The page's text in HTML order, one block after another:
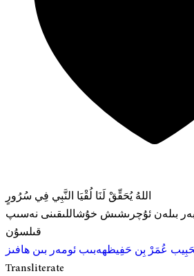
اللهُ يُحَقِّقْ لَنَا لُقْيَا النَّبِي فِي سُرُورٍ
بىلەن ئۇچرىشىش خۇشاللىقىنى نەسىپ
قىلسۇن
عُمَرْ بِن حَفِيظھەبىب ئومەر بىن ھافىز
Transliterate